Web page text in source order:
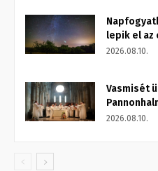
lepik el az
2026.08.10.
Vasmisét
2026.08.10.